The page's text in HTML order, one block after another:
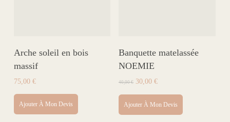
Arche soleil en bois
massif
75,00 €
Ajouter À Mon Devis
Banquette matelassée
NOEMIE
40,00€ Le
initial
était :
30,00€Le
est :
Ajouter À Mon Devis